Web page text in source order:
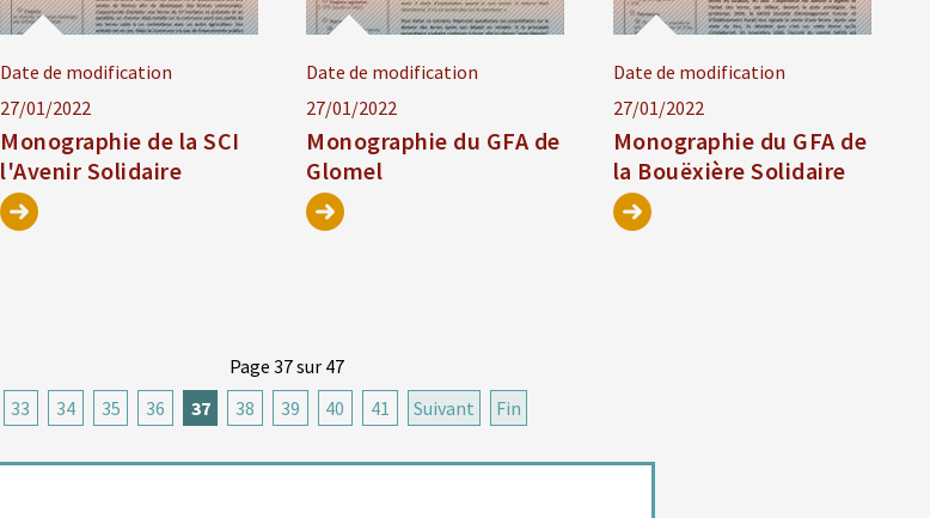
Date de modification
27/01/2022
Monographie de la SCI
l'Avenir Solidaire
Date de modification
27/01/2022
Monographie du GFA de
Glomel
Date de modification
27/01/2022
Monographie du GFA de
la Bouëxière Solidaire
Page 37 sur 47
33 34 35 36 37 38 39 40 41 Suivant Fin